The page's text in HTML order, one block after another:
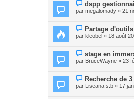
dspp
par megalomady » 21
Partage
par kleobel » 18 août
stage en
par BruceWayne » 23
Recherche de
par Liseanaïs.b » 17